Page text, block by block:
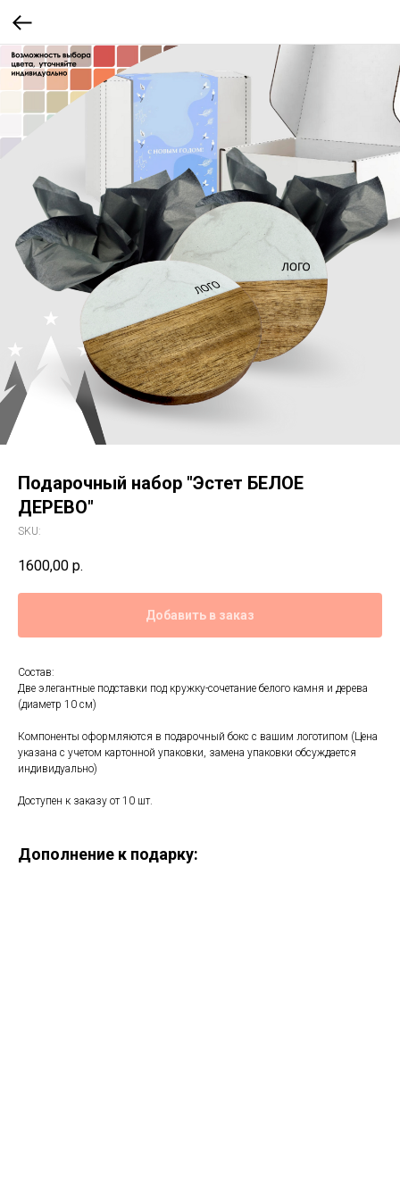
Подарочный набор "Эстет БЕЛОЕ
ДЕРЕВО"
SKU:
1600,00 р.
Добавить в заказ
Состав:
Две элегантные подставки под кружку-сочетание белого камня и дерева
(диаметр 10 см)
Компоненты оформляются в подарочный бокс с вашим логотипом (Цена
указана с учетом картонной упаковки, замена упаковки обсуждается
индивидуально)
Доступен к заказу от 10 шт.
Дополнение к подарку: